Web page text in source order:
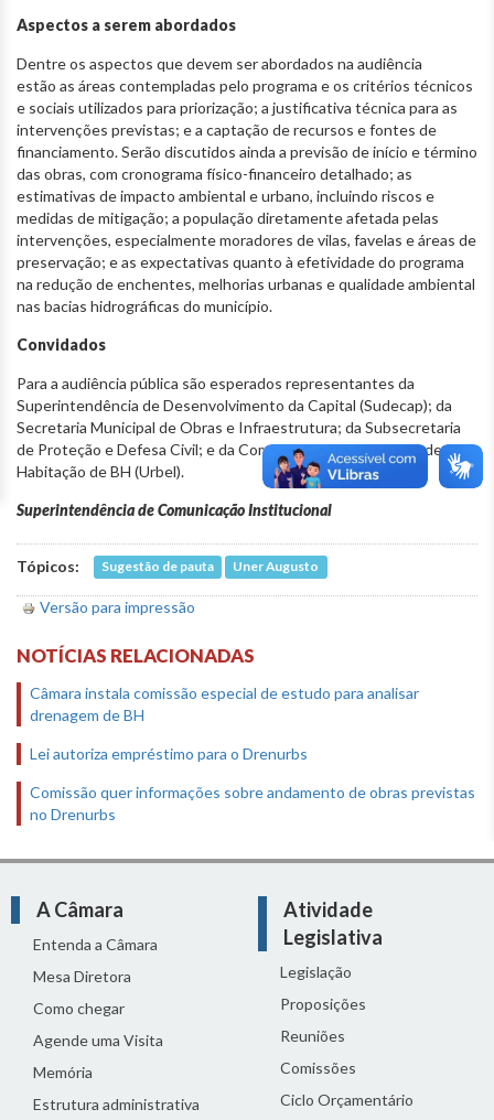
Aspectos a serem abordados
Dentre os aspectos que devem ser abordados na audiência
estão as áreas contempladas pelo programa e os critérios técnicos
e sociais utilizados para priorização; a justificativa técnica para as
intervenções previstas; e a captação de recursos e fontes de
financiamento. Serão discutidos ainda a previsão de início e término
das obras, com cronograma físico-financeiro detalhado; as
estimativas de impacto ambiental e urbano, incluindo riscos e
medidas de mitigação; a população diretamente afetada pelas
intervenções, especialmente moradores de vilas, favelas e áreas de
preservação; e as expectativas quanto à efetividade do programa
na redução de enchentes, melhorias urbanas e qualidade ambiental
nas bacias hidrográficas do município.
Convidados
Para a audiência pública são esperados representantes da
Superintendência de Desenvolvimento da Capital (Sudecap); da
Secretaria Municipal de Obras e Infraestrutura; da Subsecretaria
de Proteção e Defesa Civil; e da Companhia Urbanizadora e de
Habitação de BH (Urbel).
Superintendência de Comunicação Institucional
Tópicos: Sugestão de pauta Uner Augusto
Versão para impressão
NOTÍCIAS RELACIONADAS
Câmara instala comissão especial de estudo para analisar
drenagem de BH
Lei autoriza empréstimo para o Drenurbs
Comissão quer informações sobre andamento de obras previstas
no Drenurbs
A Câmara
Entenda a Câmara
Mesa Diretora
Como chegar
Agende uma Visita
Memória
Estrutura administrativa
Atividade
Legislativa
Legislação
Proposições
Reuniões
Comissões
Ciclo Orçamentário